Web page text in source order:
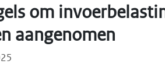
om
aangenomen